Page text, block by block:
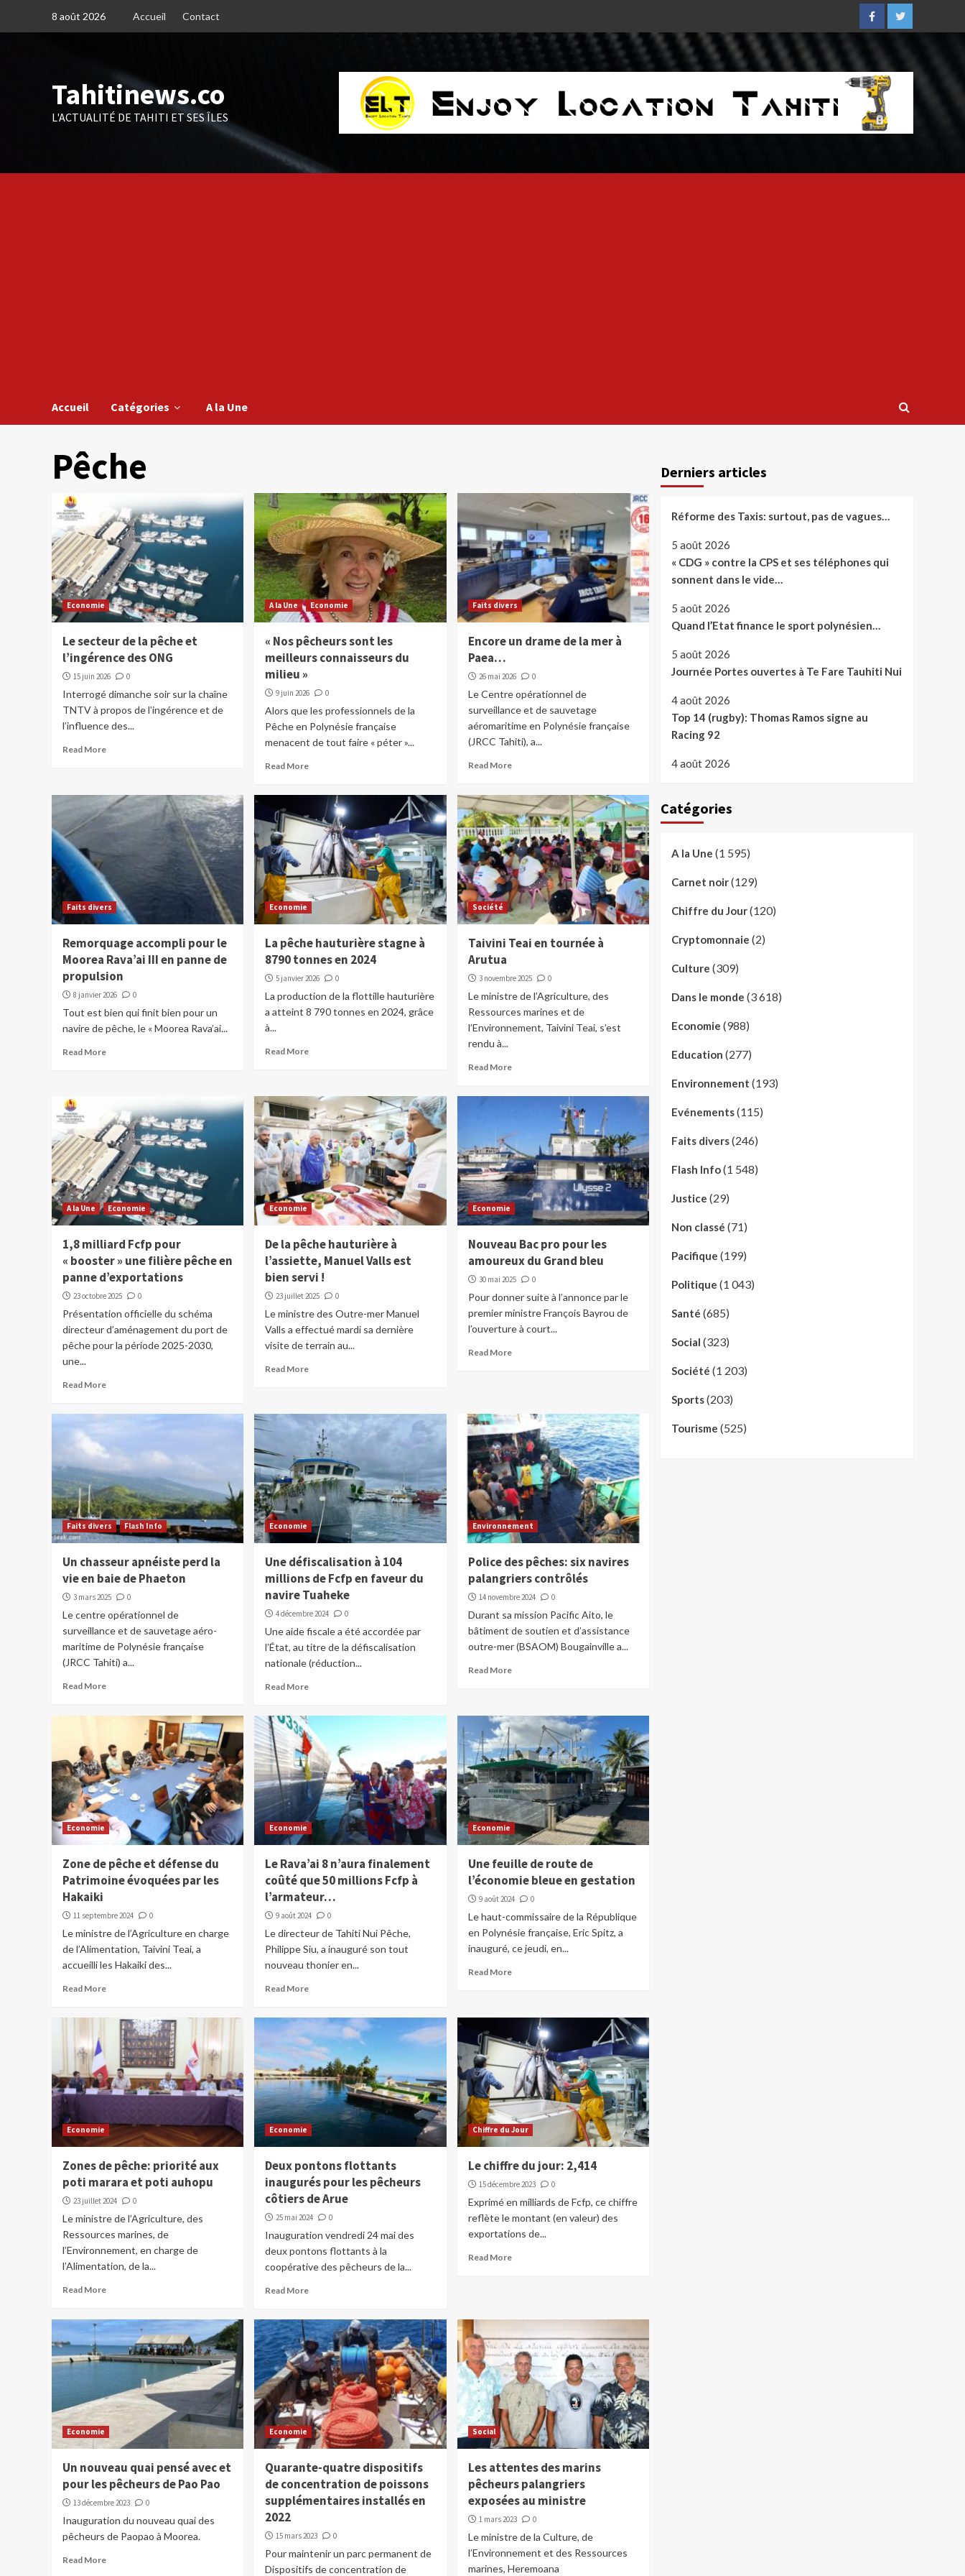
8 août 2026 Accueil Contact
FacebookTwitter
Tahitinews.co
L'ACTUALITÉ DE TAHITI ET SES ÎLES
Accueil Catégories A la Une
Pêche
Economie
Le secteur de la pêche et
l’ingérence des ONG
15 juin 2026 0
Interrogé dimanche soir sur la chaîne
TNTV à propos de l’ingérence et de
l’influence des...
Read More
A la Une Economie
« Nos pêcheurs sont les
meilleurs connaisseurs du
milieu »
9 juin 2026 0
Alors que les professionnels de la
Pêche en Polynésie française
menacent de tout faire « péter »...
Read More
Faits divers
Encore un drame de la mer à
Paea…
26 mai 2026 0
Le Centre opérationnel de
surveillance et de sauvetage
aéromaritime en Polynésie française
(JRCC Tahiti), a...
Read More
Faits divers
Remorquage accompli pour le
Moorea Rava’ai III en panne de
propulsion
8 janvier 2026 0
Tout est bien qui finit bien pour un
navire de pêche, le « Moorea Rava’ai...
Read More
Economie
La pêche hauturière stagne à
8790 tonnes en 2024
5 janvier 2026 0
La production de la flottille hauturière
a atteint 8 790 tonnes en 2024, grâce
à...
Read More
Société
Taivini Teai en tournée à
Arutua
3 novembre 2025 0
Le ministre de l’Agriculture, des
Ressources marines et de
l’Environnement, Taivini Teai, s’est
rendu à...
Read More
A la Une Economie
1,8 milliard Fcfp pour
« booster » une filière pêche en
panne d’exportations
23 octobre 2025 0
Présentation officielle du schéma
directeur d’aménagement du port de
pêche pour la période 2025-2030,
une...
Read More
Economie
De la pêche hauturière à
l’assiette, Manuel Valls est
bien servi !
23 juillet 2025 0
Le ministre des Outre-mer Manuel
Valls a effectué mardi sa dernière
visite de terrain au...
Read More
Economie
Nouveau Bac pro pour les
amoureux du Grand bleu
30 mai 2025 0
Pour donner suite à l’annonce par le
premier ministre François Bayrou de
l’ouverture à court...
Read More
Faits divers Flash Info
Un chasseur apnéiste perd la
vie en baie de Phaeton
3 mars 2025 0
Le centre opérationnel de
surveillance et de sauvetage aéro-
maritime de Polynésie française
(JRCC Tahiti) a...
Read More
Economie
Une défiscalisation à 104
millions de Fcfp en faveur du
navire Tuaheke
4 décembre 2024 0
Une aide fiscale a été accordée par
l’État, au titre de la défiscalisation
nationale (réduction...
Read More
Environnement
Police des pêches: six navires
palangriers contrôlés
14 novembre 2024 0
Durant sa mission Pacific Aito, le
bâtiment de soutien et d’assistance
outre-mer (BSAOM) Bougainville a...
Read More
Economie
Zone de pêche et défense du
Patrimoine évoquées par les
Hakaiki
11 septembre 2024 0
Le ministre de l’Agriculture en charge
de l’Alimentation, Taivini Teai, a
accueilli les Hakaiki des...
Read More
Economie
Le Rava’ai 8 n’aura finalement
coûté que 50 millions Fcfp à
l’armateur…
9 août 2024 0
Le directeur de Tahiti Nui Pêche,
Philippe Siu, a inauguré son tout
nouveau thonier en...
Read More
Economie
Une feuille de route de
l’économie bleue en gestation
9 août 2024 0
Le haut-commissaire de la République
en Polynésie française, Eric Spitz, a
inauguré, ce jeudi, en...
Read More
Economie
Zones de pêche: priorité aux
poti marara et poti auhopu
23 juillet 2024 0
Le ministre de l’Agriculture, des
Ressources marines, de
l’Environnement, en charge de
l’Alimentation, de la...
Read More
Economie
Deux pontons flottants
inaugurés pour les pêcheurs
côtiers de Arue
25 mai 2024 0
Inauguration vendredi 24 mai des
deux pontons flottants à la
coopérative des pêcheurs de la...
Read More
Chiffre du Jour
Le chiffre du jour: 2,414
15 décembre 2023 0
Exprimé en milliards de Fcfp, ce chiffre
reflète le montant (en valeur) des
exportations de...
Read More
Economie
Un nouveau quai pensé avec et
pour les pêcheurs de Pao Pao
13 décembre 2023 0
Inauguration du nouveau quai des
pêcheurs de Paopao à Moorea.
Read More
Economie
Quarante-quatre dispositifs
de concentration de poissons
supplémentaires installés en
2022
15 mars 2023 0
Pour maintenir un parc permanent de
Dispositifs de concentration de
Social
Les attentes des marins
pêcheurs palangriers
exposées au ministre
1 mars 2023 0
Le ministre de la Culture, de
l’Environnement et des Ressources
marines, Heremoana
Derniers articles
Réforme des Taxis: surtout, pas de vagues…
5 août 2026
« CDG » contre la CPS et ses téléphones qui
sonnent dans le vide…
5 août 2026
Quand l’Etat finance le sport polynésien…
5 août 2026
Journée Portes ouvertes à Te Fare Tauhiti Nui
4 août 2026
Top 14 (rugby): Thomas Ramos signe au
Racing 92
4 août 2026
Catégories
A la Une (1 595)
Carnet noir(129)
Chiffre du Jour(120)
Cryptomonnaie (2)
Culture (309)
Dans le monde (3 618)
Economie (988)
Education (277)
Environnement (193)
Evénements(115)
Faits divers(246)
Flash Info(1 548)
Justice (29)
Non classé (71)
Pacifique (199)
Politique (1 043)
Santé (685)
Social (323)
Société (1 203)
Sports(203)
Tourisme (525)